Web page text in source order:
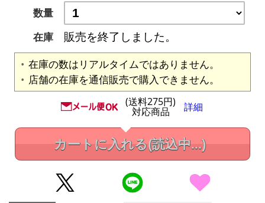
数量
在庫
販売を終了しました。
在庫の数はリアルタイムではありません。
店舗の在庫を通信販売で購入できません。
(送料275円)
対応商品 詳細
カートに入れる(読込中...)